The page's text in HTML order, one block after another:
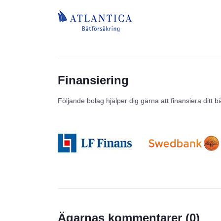
Finansiering
Följande bolag hjälper dig gärna att finansiera ditt
Prisstatistik
Ägarnas kommentarer (0)